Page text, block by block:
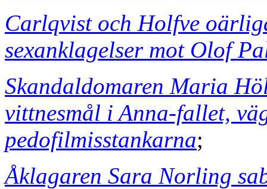
Carlqvist och Holfve
sexanklagelser mot Olof
Skandaldomaren Maria
vittnesmål i Anna-fallet,
pedofilmisstankarna;
Åklagaren Sara Norling